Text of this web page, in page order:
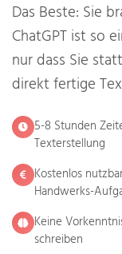
Das Beste: Sie
ChatGPT ist so
nur dass Sie
direkt fertige
5-8 Stunden
Texterstellung
Kostenlos
Handwerks-
Keine
schreiben